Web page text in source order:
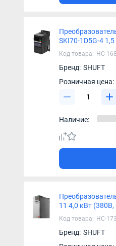
SKI70-1D5G-4
Код товара: НС-
Бренд: SHUFT
Розничная цена:
Наличие:
11 4,0 кВт
Код товара: НС-
Бренд: SHUFT